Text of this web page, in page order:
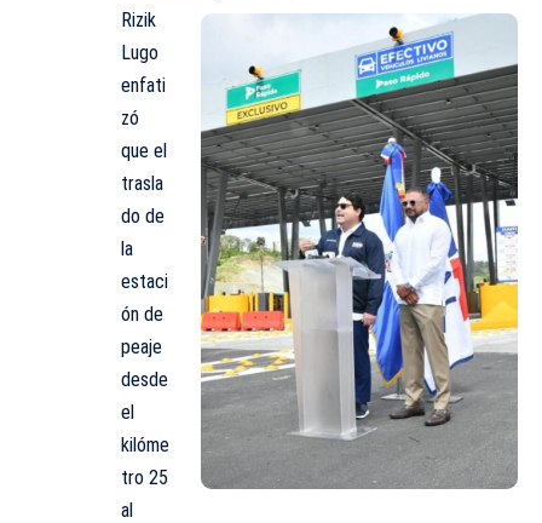
Rizik
Lugo
enfati
zó
que el
trasla
do de
la
estaci
ón de
peaje
desde
el
kilóme
tro 25
al